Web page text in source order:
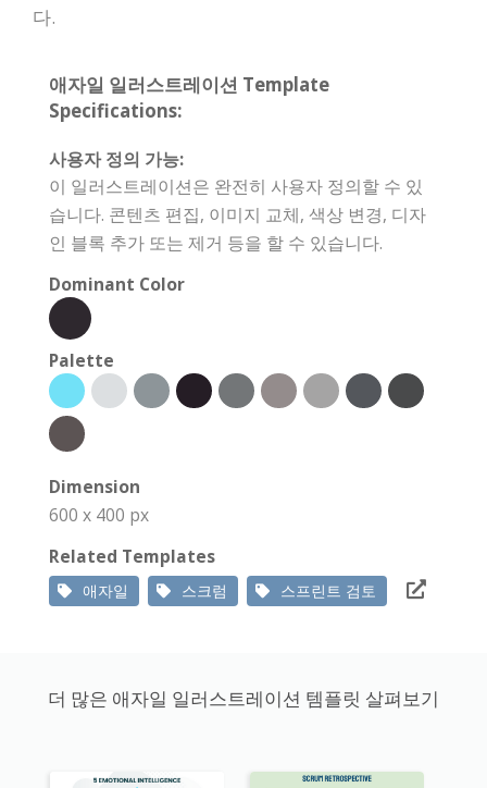
다.
애자일 일러스트레이션 Template
Specifications:
사용자 정의 가능:
이 일러스트레이션은 완전히 사용자 정의할 수 있
습니다. 콘텐츠 편집, 이미지 교체, 색상 변경, 디자
인 블록 추가 또는 제거 등을 할 수 있습니다.
Dominant Color
Palette
Dimension
600 x 400 px
Related Templates
애자일 스크럼 스프린트 검토
더 많은 애자일 일러스트레이션 템플릿 살펴보기